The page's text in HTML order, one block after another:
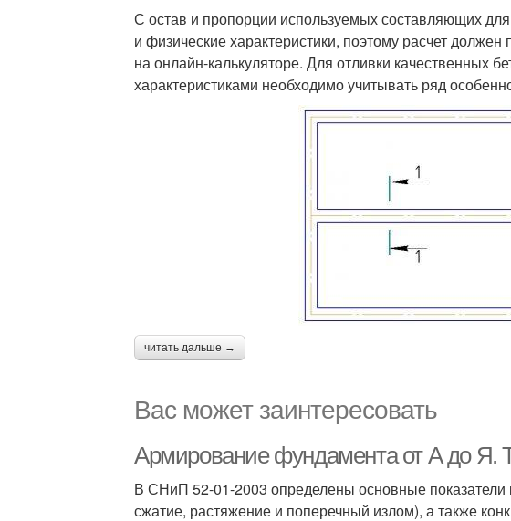
С остав и пропорции используемых составляющих
и физические характеристики, поэтому расчет
на онлайн-калькуляторе. Для отливки качественных
характеристиками необходимо учитывать ряд
читать дальше →
Вас может заинтересовать
Армирование фундамента от А до Я.
В СНиП 52-01-2003 определены основные
сжатие, растяжение и поперечный излом), а также